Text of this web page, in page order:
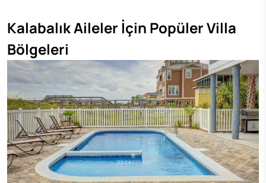
Kalabalık Aileler İçin Popüler Villa
Bölgeleri